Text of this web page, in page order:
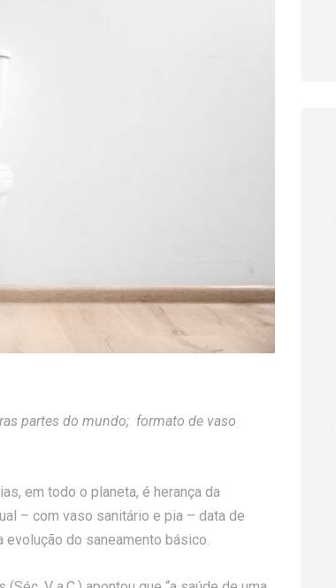
partes do mundo; formato de vaso
em todo o planeta, é herança da
– com vaso sanitário e pia – data de
do saneamento básico.